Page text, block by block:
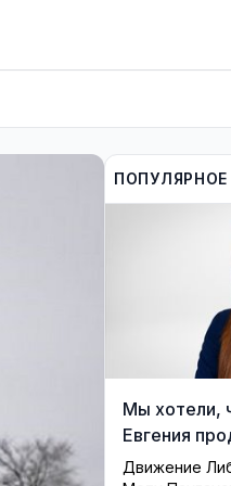
ПОПУЛЯРНОЕ
Мы хотели,
Евгения
его
Движение